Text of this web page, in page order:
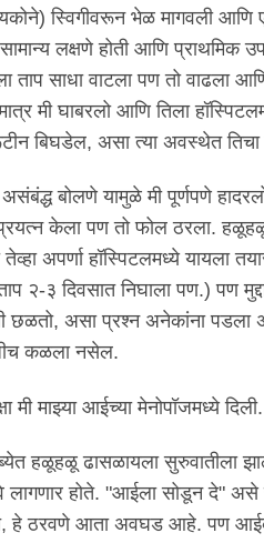
स्विगीवरून भेळ मागवली
लक्षणे होती आणि प्राथमिक
ताप साधा वाटला पण तो
मी घाबरलो आणि तिला
बिघडेल, असा त्या अवस्थेत तिचा
बोलणे यामुळे मी पूर्णपणे
केला पण तो फोल ठरला.
अपर्णा हॉस्पिटलमध्ये यायला
२-३ दिवसात निघाला पण.) पण
छळतो, असा प्रश्न अनेकांना
कळला नसेल.
मी माझ्या आईच्या मेनोपॉजमध्ये दिली.
हळूहळू ढासळायला सुरुवातीला
लागणार होते. "आईला सोडून दे"
हे ठरवणे आता अवघड आहे. पण